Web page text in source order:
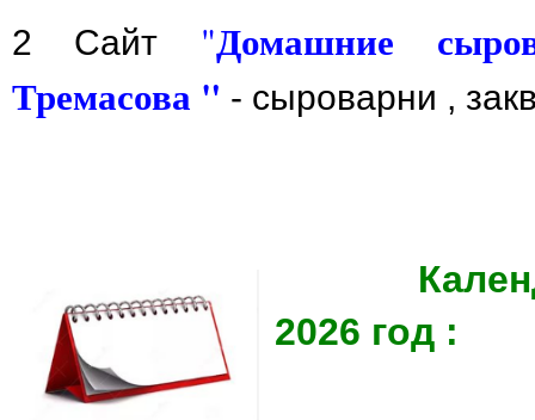
2 Сайт "Домашние
Тремасова " - сыроварни ,
2026 год :